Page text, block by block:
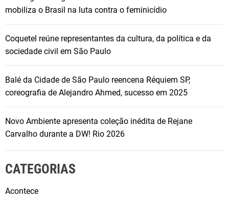
mobiliza o Brasil na luta contra o feminicídio
Coquetel reúne representantes da cultura, da política e da
sociedade civil em São Paulo
Balé da Cidade de São Paulo reencena Réquiem SP,
coreografia de Alejandro Ahmed, sucesso em 2025
Novo Ambiente apresenta coleção inédita de Rejane
Carvalho durante a DW! Rio 2026
CATEGORIAS
Acontece